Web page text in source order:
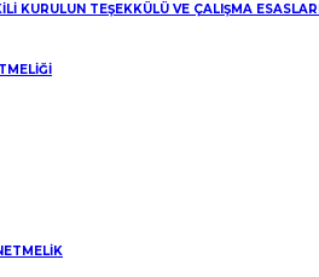
KURULUN TEŞEKKÜLÜ VE ÇALIŞMA